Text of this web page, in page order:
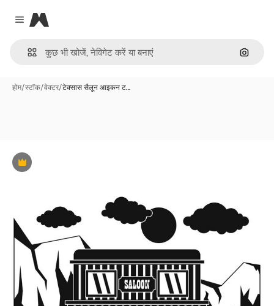
Close menu
Magnific
इमेज से
होम/स्टॉक/वेक्टर/टेक्सास सैलून आइकन ट…
Premium